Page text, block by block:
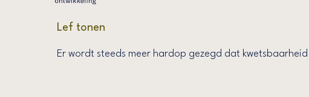
Lef tonen
Er wordt steeds meer hardop gezegd dat